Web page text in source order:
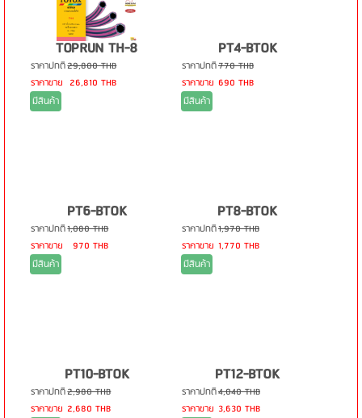
TOPRUN TH-8
ราคาปกติ29,800 THB
ราคาขาย 26,810 THB
มีสินค้า
PT4-BTOK
ราคาปกติ770 THB
ราคาขาย 690 THB
มีสินค้า
PT6-BTOK
ราคาปกติ1,080 THB
ราคาขาย
970 THB
มีสินค้า
PT8-BTOK
ราคาปกติ1,970 THB
ราคาขาย 1,770 THB
มีสินค้า
PT10-BTOK
ราคาปกติ2,980 THB
ราคาขาย 2,680 THB
PT12-BTOK
ราคาปกติ4,040 THB
ราคาขาย 3,630 THB